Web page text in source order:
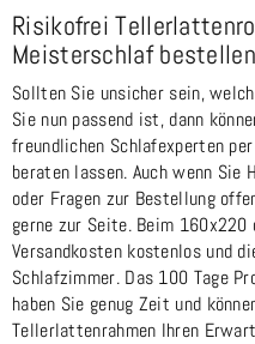
Risikofrei
Meisterschlaf
Sollten Sie unsicher sein,
Sie nun passend ist, dann
freundlichen Schlafexperten
beraten lassen. Auch wenn
oder Fragen zur Bestellung
gerne zur Seite. Beim
Versandkosten kostenlos und
Schlafzimmer. Das 100 Tage
haben Sie genug Zeit und
Tellerlattenrahmen Ihren